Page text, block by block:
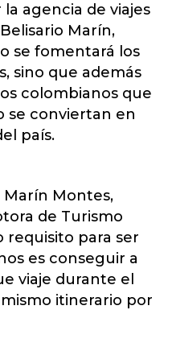
agencia de viajes
Marín,
se fomentará los
sino que además
colombianos que
se conviertan en
país.
Marín Montes,
de Turismo
requisito para ser
es conseguir a
viaje durante el
itinerario por